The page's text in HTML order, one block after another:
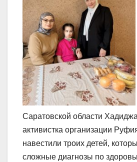
Саратовской области
активистка организации
навестили троих детей,
сложные диагнозы по